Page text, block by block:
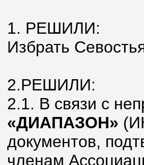
1. РЕШИЛИ:
Избрать
2.РЕШИЛИ:
2.1. В связи с
«ДИАПАЗОН»
документов,
членам